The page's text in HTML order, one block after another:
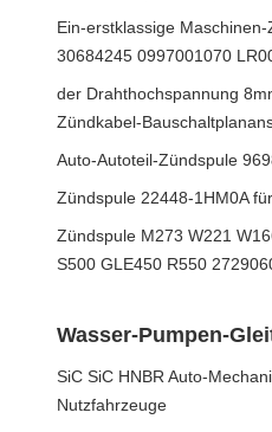
Ein-erstklassige
30684245 0997001070
der Drahthochspannung
Zündkabel-
Auto-Autoteil-Zündspule
Zündspule 22448-1HM0A
Zündspule M273 W221
S500 GLE450 R550
Wasser-Pumpen-
SiC SiC HNBR Auto-
Nutzfahrzeuge